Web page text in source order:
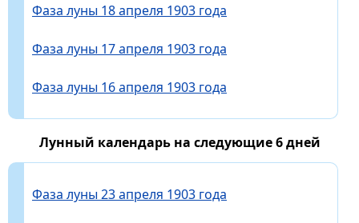
Фаза луны 18 апреля 1903 года
Фаза луны 17 апреля 1903 года
Фаза луны 16 апреля 1903 года
Лунный календарь на следующие 6 дней
Фаза луны 23 апреля 1903 года